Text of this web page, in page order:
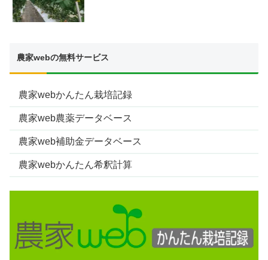
農家webの無料サービス
農家webかんたん栽培記録
農家web農薬データベース
農家web補助金データベース
農家webかんたん希釈計算